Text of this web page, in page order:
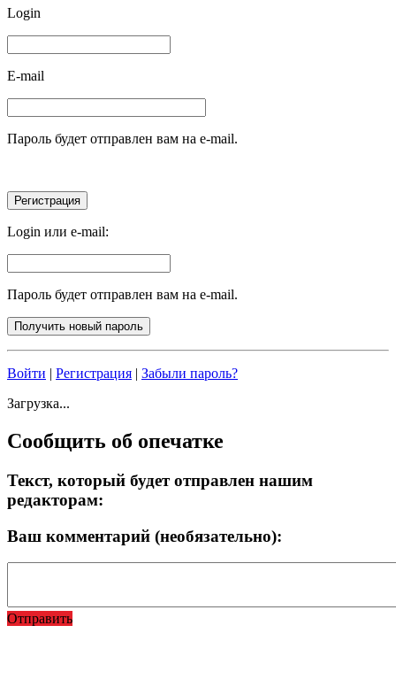
Login
E-mail
Пароль будет отправлен вам на e-mail.
Login или e-mail:
Пароль будет отправлен вам на e-mail.
Войти | Регистрация | Забыли пароль?
Загрузка...
Сообщить об опечатке
Текст, который будет отправлен нашим
редакторам:
Ваш комментарий (необязательно):
Отправить